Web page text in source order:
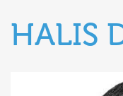
HALIS